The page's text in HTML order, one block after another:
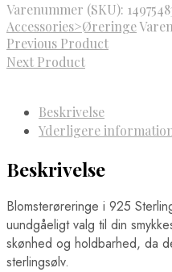
Varenummer (SKU):
Accessories>Øreringe
Previous Product
Next Product
Beskrivelse
Yderligere
Beskrivelse
Blomsterøreringe i 925
uundgåeligt valg til din
skønhed og holdbarhed, da
sterlingsølv.